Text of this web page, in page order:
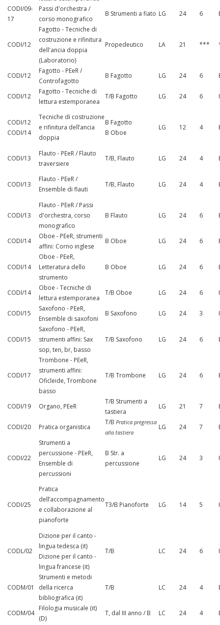
CODI/09-
17
Passi d'orchestra /
corso monografico
B Strumenti a fiato LG 24 6
CODI/12
Fagotto - Tecniche di
costruzione e rifinitura
dell'ancia doppia
(Laboratorio)
Propedeutico LA 21 ***
CODI/12
Fagotto - PEeR /
Controfagotto
B Fagotto LG 24 6
CODI/12
Fagotto - Tecniche di
lettura estemporanea
T/B Fagotto LG 24 6
CODI/12
CODI/14
Tecniche di costruzione
e rifinitura dell’ancia
doppia
B Fagotto
B Oboe
LG 12 4
CODI/13
Flauto - PEeR / Flauto
traversiere
T/B, Flauto LG 24 4
CODI/13
Flauto - PEeR /
Ensemble di flauti
T/B, Flauto LG 24 4
CODI/13
Flauto - PEeR / Passi
d'orchestra, corso
monografico
B Flauto LG 24 6
CODI/14
Oboe - PEeR, strumenti
affini: Corno inglese
B Oboe LG 24 6
CODI/14
Oboe - PEeR,
Letteratura dello
strumento
B Oboe LG 24 6
CODI/14
Oboe - Tecniche di
lettura estemporanea
T/B Oboe LG 24 6
CODI/15
Saxofono - PEeR,
Ensemble di saxofoni
B Saxofono LG 24 3
CODI/15
Saxofono - PEeR,
strumenti affini: Sax
sop, ten, br, basso
T/B Saxofono LG 24 6
CODI/17
Trombone - PEeR,
strumenti affini:
Oficleide, Trombone
basso
T/B Trombone LG 24 6
CODI/19 Organo, PEeR
T/B Strumenti a
tastiera
LG 21 7
CODI/20 Pratica organistica
T/BPratica pregressa
alla tastiera
LG 24 7
CODI/22
Strumenti a
percussione - PEeR,
Ensemble di
percussioni
B Str. a
percussione
LG 24 3
CODI/25
Pratica
dell’accompagnamento
e collaborazione al
pianoforte
T3/B Pianoforte LG 14 5
CODL/02
Dizione per il canto -
lingua tedesca (it)
Dizione per il canto -
lingua francese (it)
T/B LC 24 6
CODM/01
Strumenti e metodi
della ricerca
bibliografica (it)
T/B LC 24 4
CODM/04
Filologia musicale (it)
(D)
T, dal III anno / B LC 24 4